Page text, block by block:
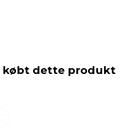
købt dette produkt